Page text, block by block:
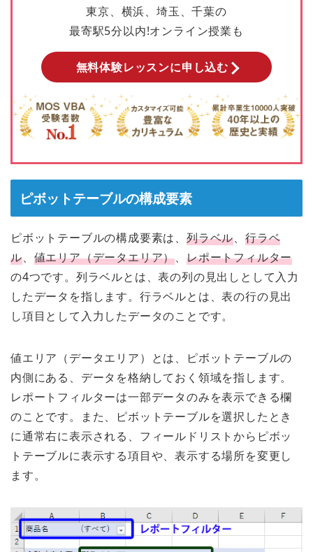
東京、横浜、埼玉、千葉の
最寄駅5分以内!オンライン授業も
無料体験レッスンに申し込む
ピボットテーブルの構成要素
ピボットテーブルの構成要素は、 列ラベル、行ラベ
ル、 値エリア（データエリア）、レポートフィルター
の4つです。列ラベルとは、表の列の見出しとして入力
したデータを指します。行ラベルとは、表の行の見出
し項目として入力したデータのことです。
値エリア（データエリア）とは、ピボットテーブルの
内側にある、データを格納しておく領域を指します。
レポートフィルターは一部データのみを表示できる欄
のことです。また、ピボットテーブルを選択したとき
に通常右に表示される、フィールドリストからピボッ
トテーブルに表示する項目や、表示する場所を変更し
ます。